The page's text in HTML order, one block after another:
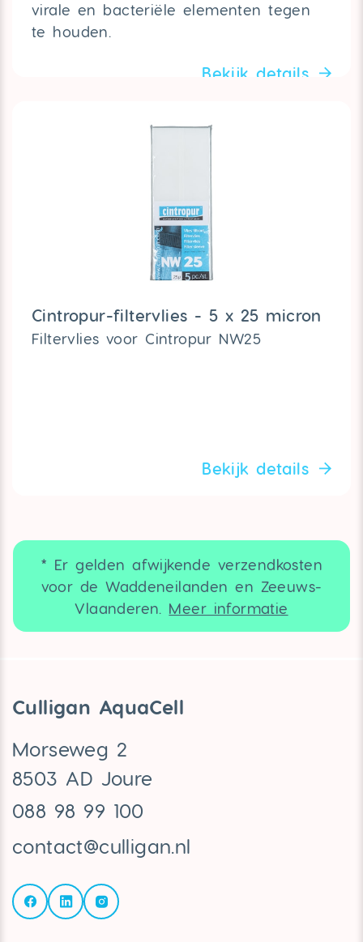
virale en bacteriële elementen tegen
te houden.
Bekijk details
Cintropur-filtervlies - 5 x 25 micron
Filtervlies voor Cintropur NW25
Bekijk details
* Er gelden afwijkende verzendkosten
voor de Waddeneilanden en Zeeuws-
Vlaanderen. Meer informatie
Culligan AquaCell
Morseweg 2
8503 AD Joure
088 98 99 100
contact@culligan.nl